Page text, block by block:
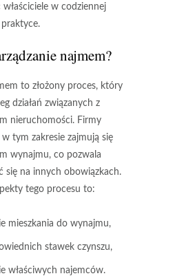
w codziennej
praktyce.
najmem?
to złożony proces, który
działań związanych z
nieruchomości. Firmy
w tym zakresie zajmują się
wynajmu, co pozwala
się na innych obowiązkach.
tego procesu to:
mieszkania do wynajmu,
stawek czynszu,
właściwych najemców.